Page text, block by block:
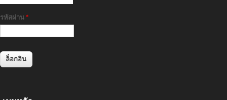
รหัสผ่าน *